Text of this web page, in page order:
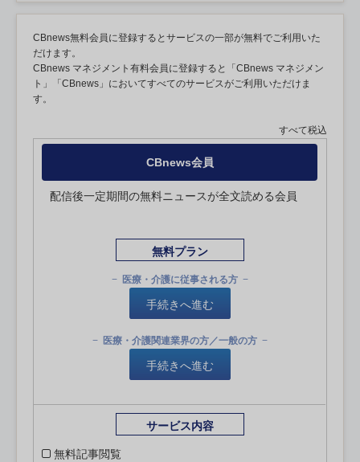
CBnews無料会員に登録するとサービスの一部が無料でご利用いた
だけます。
CBnews マネジメント有料会員に登録すると「CBnews マネジメン
ト」「CBnews」においてすべてのサービスがご利用いただけま
す。
すべて税込
CBnews会員
配信後一定期間の無料ニュースが全文読める会員
無料プラン
医療・介護に従事される方
手続きへ進む
医療・介護関連業界の方／一般の方
手続きへ進む
サービス内容
無料記事閲覧